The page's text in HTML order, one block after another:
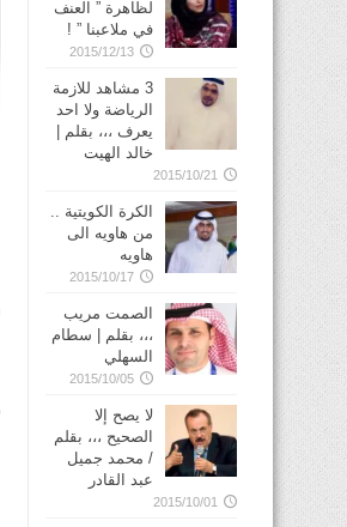
لظاهرة ” العنف
في ملاعبنا ” !
2015/12/13
3 مشاهد للازمة
الرياضة ولا احد
يعرف ،،، بقلم |
خالد الهيت
2015/10/21
الكرة الكويتية ..
من هاويه الى
هاويه
2015/10/17
الصمت مريب
،،، بقلم | سطام
السهلي
2015/10/05
لا يصح إلا
الصحيح ،،، بقلم
/ محمد جميل
عبد القادر
2015/10/01